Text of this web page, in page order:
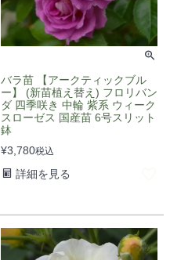
バラ苗 【アークティックブル
ー】 (新苗植え替え) フロリバン
ダ 四季咲き 中輪 紫系 ウィーク
スローゼス 国産苗 6号スリット
鉢
¥3,780税込
詳細を見る